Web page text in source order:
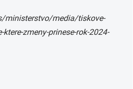
ministerstvo/media/tiskove-
zmeny-prinese-rok-2024-